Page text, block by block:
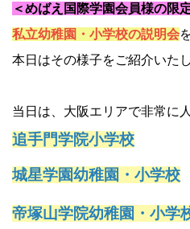
＜めばえ国際学園会員様の限
私立幼稚園・小学校の説明会
本日はその様子をご紹介いた
当日は、大阪エリアで非常に
追手門学院小学校
城星学園幼稚園・小学校
帝塚山学院幼稚園・小学